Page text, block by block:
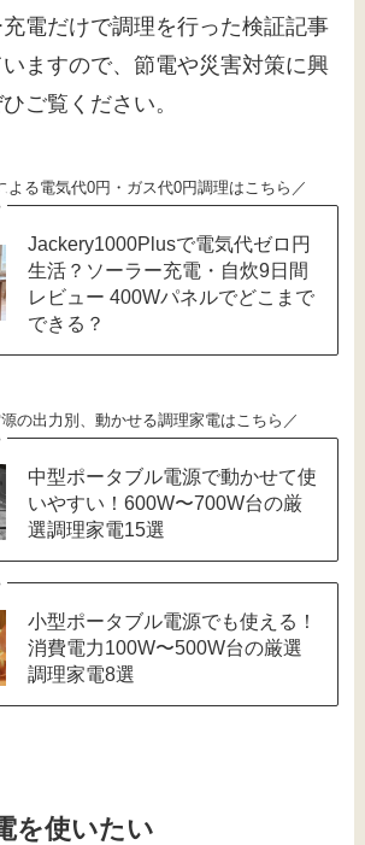
電だけで調理を行った検証記事
ますので、節電や災害対策に興
ご覧ください。
よる電気代0円・ガス代0円調理はこちら／
Jackery1000Plusで電気代ゼロ円
生活？ソーラー充電・自炊9日間
レビュー 400Wパネルでどこまで
できる？
の出力別、動かせる調理家電はこちら／
中型ポータブル電源で動かせて使
いやすい！600W〜700W台の厳
選調理家電15選
小型ポータブル電源でも使える！
消費電力100W〜500W台の厳選
調理家電8選
を使いたい